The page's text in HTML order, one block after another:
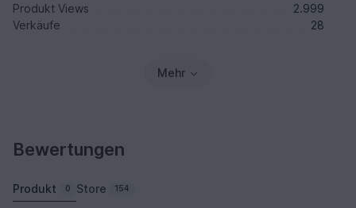
Produkt Views
2.999
Verkäufe
28
Mehr
Bewertungen
Produkt 0 Store 154